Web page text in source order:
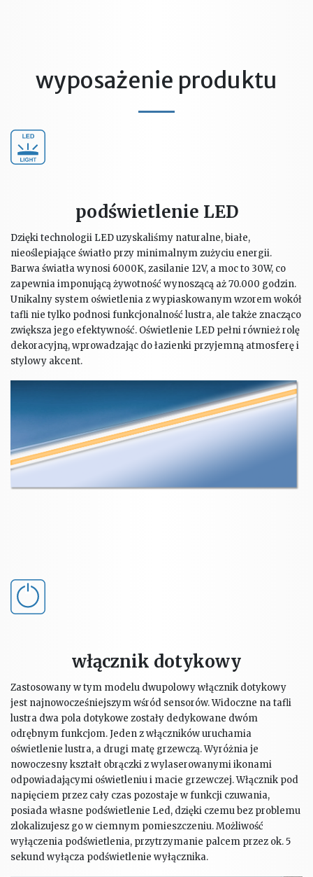
wyposażenie produktu
podświetlenie LED
Dzięki technologii LED uzyskaliśmy naturalne, białe,
nieoślepiające światło przy minimalnym zużyciu energii.
Barwa światła wynosi 6000K, zasilanie 12V, a moc to 30W, co
zapewnia imponującą żywotność wynoszącą aż 70.000 godzin.
Unikalny system oświetlenia z wypiaskowanym wzorem wokół
tafli nie tylko podnosi funkcjonalność lustra, ale także znacząco
zwiększa jego efektywność. Oświetlenie LED pełni również rolę
dekoracyjną, wprowadzając do łazienki przyjemną atmosferę i
stylowy akcent.
włącznik dotykowy
Zastosowany w tym modelu dwupolowy włącznik dotykowy
jest najnowocześniejszym wśród sensorów. Widoczne na tafli
lustra dwa pola dotykowe zostały dedykowane dwóm
odrębnym funkcjom. Jeden z włączników uruchamia
oświetlenie lustra, a drugi matę grzewczą. Wyróżnia je
nowoczesny kształt obrączki z wylaserowanymi ikonami
odpowiadającymi oświetleniu i macie grzewczej. Włącznik pod
napięciem przez cały czas pozostaje w funkcji czuwania,
posiada własne podświetlenie Led, dzięki czemu bez problemu
zlokalizujesz go w ciemnym pomieszczeniu. Możliwość
wyłączenia podświetlenia, przytrzymanie palcem przez ok. 5
sekund wyłącza podświetlenie wyłącznika.